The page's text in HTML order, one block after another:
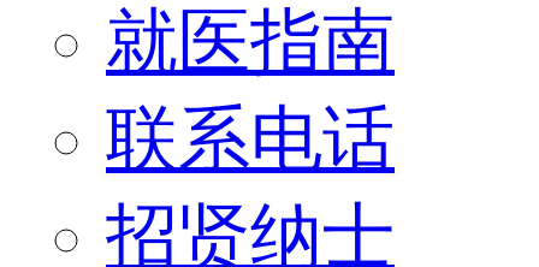
就医指南
联系电话
招贤纳士